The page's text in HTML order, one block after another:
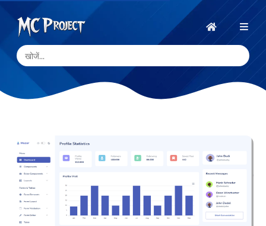
होम
Project
Official
Store
डिजिटल
फ्रीलांस
सेवाएँ